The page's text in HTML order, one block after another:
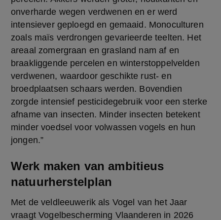
onverharde wegen verdwenen en er werd
intensiever geploegd en gemaaid. Monoculturen
zoals maïs verdrongen gevarieerde teelten. Het
areaal zomergraan en grasland nam af en
braakliggende percelen en winterstoppelvelden
verdwenen, waardoor geschikte rust- en
broedplaatsen schaars werden. Bovendien
zorgde intensief pesticidegebruik voor een sterke
afname van insecten. Minder insecten betekent
minder voedsel voor volwassen vogels en hun
jongen.”
Werk maken van ambitieus
natuurherstelplan
Met de veldleeuwerik als Vogel van het Jaar
vraagt Vogelbescherming Vlaanderen in 2026